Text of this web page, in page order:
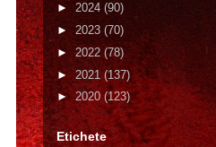
► 2024 (90)
► 2023 (70)
► 2022 (78)
► 2021(137)
► 2020(123)
Etichete